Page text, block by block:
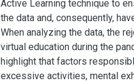
Active Learning technique to
the data and, consequently,
When analyzing the data, the
virtual education during the
highlight that factors
excessive activities, mental